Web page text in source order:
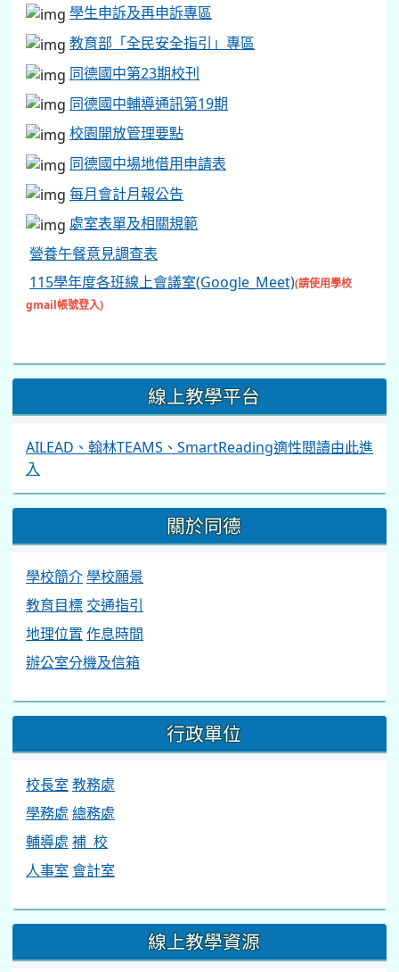
學生申訴及再申訴專區
教育部「全民安全指引」專區
同德國中第23期校刊
同德國中輔導通訊第19期
校園開放管理要點
同德國中場地借用申請表
每月會計月報公告
處室表單及相關規範
營養午餐意見調查表
115學年度各班線上會議室(Google_Meet)(請使用學校
gmail帳號登入)
線上教學平台
AILEAD、翰林TEAMS、SmartReading適性閱讀由此進
入
關於同德
學校簡介學校願景
教育目標 交通指引
地理位置 作息時間
辦公室分機及信箱
行政單位
校長室 教務處
學務處 總務處
輔導處 補 校
人事室 會計室
線上教學資源